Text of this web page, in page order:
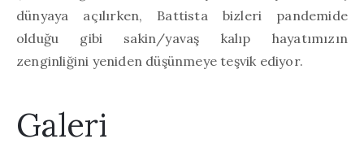
dünyaya açılırken, Battista bizleri pandemide
olduğu gibi sakin/yavaş kalıp hayatımızın
zenginliğini yeniden düşünmeye teşvik ediyor.
Galeri